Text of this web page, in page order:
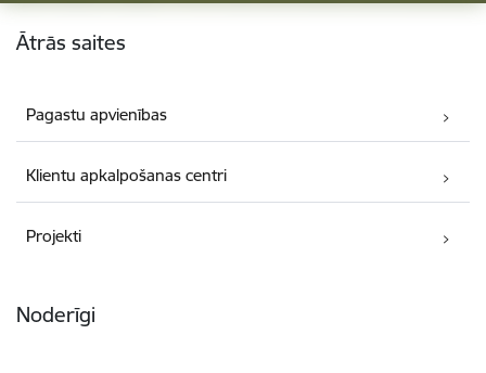
Kājene
Ātrās saites
Pagastu apvienības
Klientu apkalpošanas centri
Projekti
Noderīgi